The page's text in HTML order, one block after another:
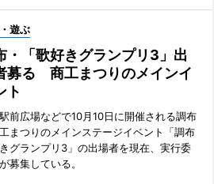
遊ぶ
・「歌好きグランプリ3」出
募る 商工まつりのメインイ
ト
前広場などで10月10日に開催される調布
まつりのメインステージイベント「調布
グランプリ3」の出場者を現在、実行委
募集している。